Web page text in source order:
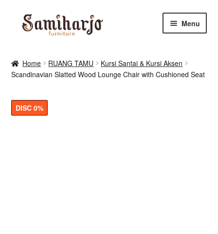
Skip
Skip
Menu
RUANG MAKAN & DAPUR
RUANG TIDUR
Home RUANG TAMU
Kursi Santai & Kursi Aksen
Scandinavian Slatted Wood Lounge Chair with Cushioned Seat
DISC 0%